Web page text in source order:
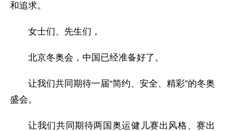
和追求。
女士们、先生们，
北京冬奥会，中国已经准备好了。
让我们共同期待一届“简约、安全、精彩”的冬奥
盛会。
让我们共同期待两国奥运健儿赛出风格、赛出